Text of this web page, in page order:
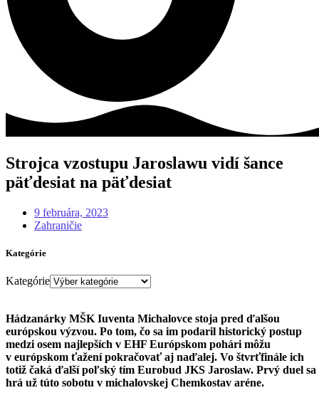
Strojca vzostupu Jaroslawu vidí šance
päťdesiat na päťdesiat
9 februára, 2023
Zahraničie
Kategórie
Kategórie
Hádzanárky MŠK Iuventa Michalovce stoja pred ďalšou
európskou výzvou. Po tom, čo sa im podaril historický postup
medzi osem najlepších v EHF Európskom pohári môžu
v európskom ťažení pokračovať aj naďalej. Vo štvrťfinále ich
totiž čaká ďalší poľský tím Eurobud JKS Jaroslaw. Prvý duel sa
hrá už túto sobotu v michalovskej Chemkostav aréne.